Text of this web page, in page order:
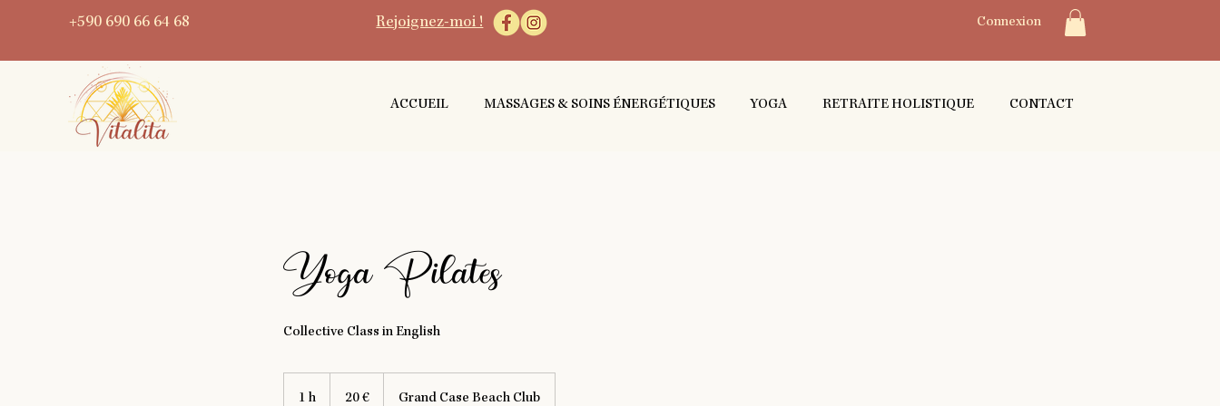
+590 690 66 64 68 Rejoignez-moi ! Connexion
ACCUEIL MASSAGES & SOINS ÉNERGÉTIQUES YOGA RETRAITE HOLISTIQUE CONTACT
Yoga Pilates
Collective Class in English
1 h 20 € Grand Case Beach Club